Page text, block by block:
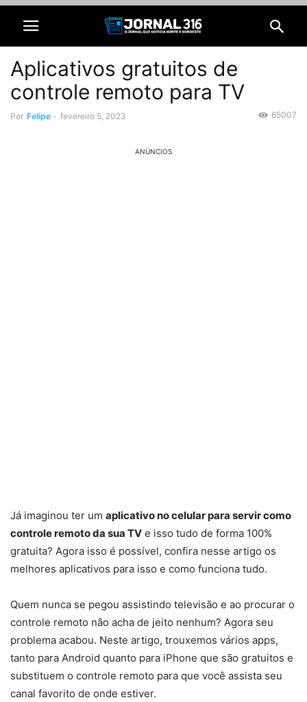
Aplicativos gratuitos de
controle remoto para TV
Por Felipe - fevereiro 5, 2023 65007
ANÚNCIOS
Já imaginou ter um aplicativo no celular para servir como
controle remoto da sua TV e isso tudo de forma 100%
gratuita? Agora isso é possível, confira nesse artigo os
melhores aplicativos para isso e como funciona tudo.
Quem nunca se pegou assistindo televisão e ao procurar o
controle remoto não acha de jeito nenhum? Agora seu
problema acabou. Neste artigo, trouxemos vários apps,
tanto para Android quanto para iPhone que são gratuitos e
substituem o controle remoto para que você assista seu
canal favorito de onde estiver.